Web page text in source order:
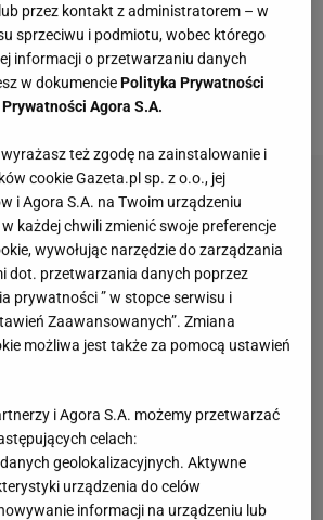
tego typu występKubicyw tym
krakowianin pomagał stajni z
pierwszego piątkowego treningu
i Grand Prix Węgier.
przez kontakt z administratorem – w
sprzeciwu i podmiotu, wobec którego
informacji o przetwarzaniu danych
w dokumenciePolityka Prywatności
Agora S.A.
wyrażasz też zgodę na zainstalowanie i
cookie Gazeta.pl sp. z o.o., jej
i Agora S.A. na Twoim urządzeniu
każdej chwili zmienić swoje preferencje
wywołując narzędzie do zarządzania
dot. przetwarzania danych poprzez
prywatności ” w stopce serwisu i
Zaawansowanych”. Zmiana
możliwa jest także za pomocą ustawień
i Agora S.A. możemy przetwarzać
celach:
geolokalizacyjnych. Aktywne
urządzenia do celów
informacji na urządzeniu lub